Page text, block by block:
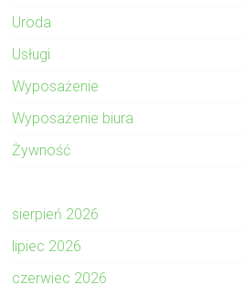
Uroda
Usługi
Wyposażenie
Wyposażenie biura
Żywność
sierpień 2026
lipiec 2026
czerwiec 2026